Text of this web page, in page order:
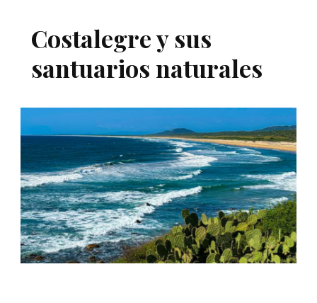
Costalegre y sus
santuarios naturales